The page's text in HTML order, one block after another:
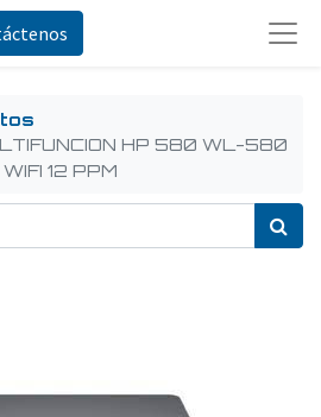
HP 580 WL-580
12 PPM